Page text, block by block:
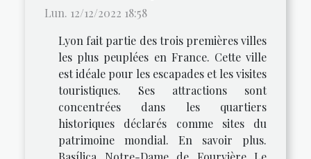
Lun. 12/12/2022 18:58
Lyon fait partie des trois premières villes
les plus peuplées en France. Cette ville
est idéale pour les escapades et les visites
touristiques. Ses attractions sont
concentrées dans les quartiers
historiques déclarés comme sites du
patrimoine mondial. En savoir plus.